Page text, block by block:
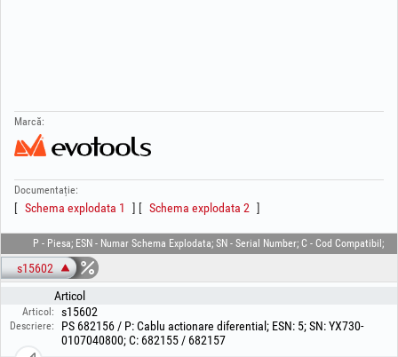
Marcă:
Documentație:
Schema explodata 1 Schema explodata 2
P - Piesa; ESN - Numar Schema Explodata; SN - Serial Number; C - Cod Compatibil;
s15602
Articol
Articol: s15602
Descriere:
PS 682156 / P: Cablu actionare diferential; ESN: 5; SN: YX730-
0107040800; C: 682155 / 682157